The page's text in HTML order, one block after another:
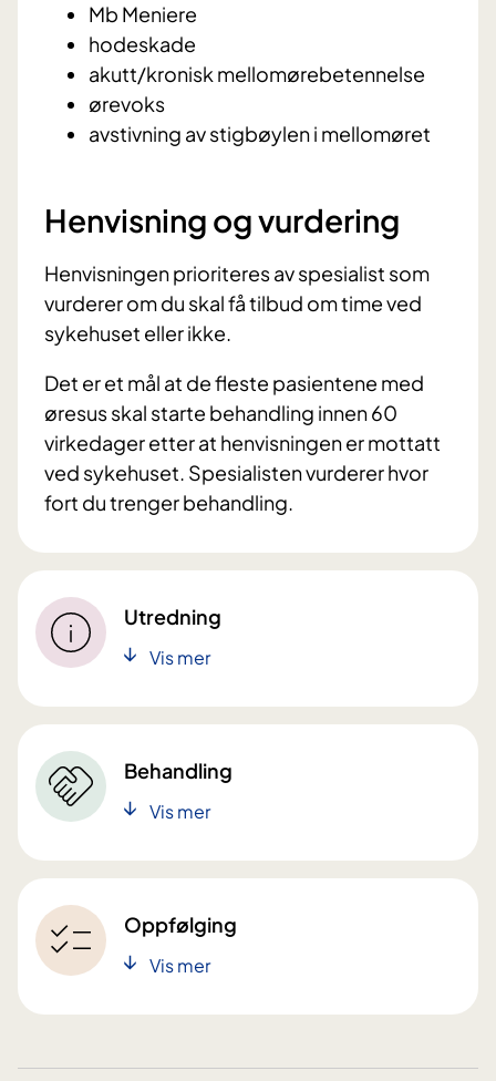
Mb Meniere
hodeskade
akutt/kronisk mellomørebetennelse
ørevoks
avstivning av stigbøylen i mellomøret
Henvisning og vurdering
Henvisningen prioriteres av spesialist som
vurderer om du skal få tilbud om time ved
sykehuset eller ikke.
Det er et mål at de fleste pasientene med
øresus skal starte behandling innen 60
virkedager etter at henvisningen er mottatt
ved sykehuset. Spesialisten vurderer hvor
fort du trenger behandling.
Utredning
Vis mer
Behandling
Vis mer
Oppfølging
Vis mer